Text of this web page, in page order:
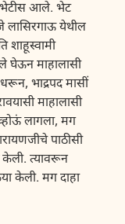
भेटीस आले. भेट
लासिरगाऊ येथील
शाहूस्वामी
घेऊन माहालासी
भाद्रपद मासीं
माहालासी
लागला, मग
पाठीसी
केली. त्यावरून
केली. मग दाहा